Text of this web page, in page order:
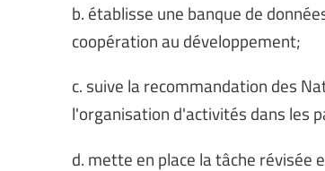
b. établisse une banque de
coopération au développement;
c. suive la recommandation des
l'organisation d'activités dans les
d. mette en place la tâche révisée